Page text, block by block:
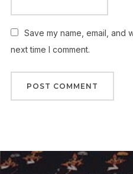
Save my name, email, and
next time I comment.
Post